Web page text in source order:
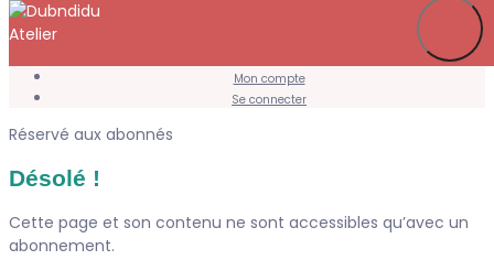
Mon compte
Se connecter
Réservé aux abonnés
Désolé !
Cette page et son contenu ne sont accessibles qu’avec un
abonnement.